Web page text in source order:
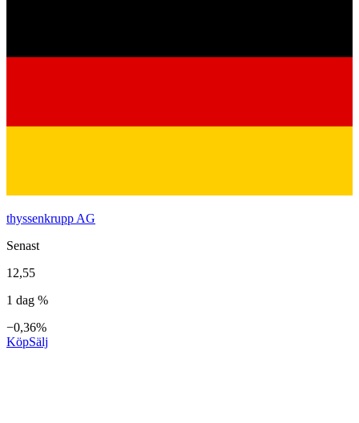
thyssenkrupp AG
Senast
12,55
1 dag %
−0,36%
KöpSälj